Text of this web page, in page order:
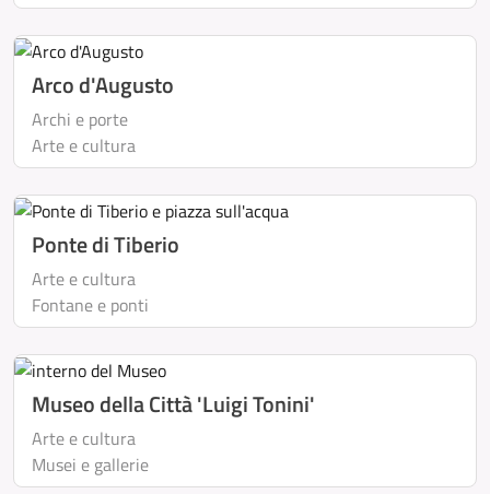
Arco d'Augusto
Archi e porte
Arte e cultura
Ponte di Tiberio
Arte e cultura
Fontane e ponti
Museo della Città 'Luigi Tonini'
Arte e cultura
Musei e gallerie